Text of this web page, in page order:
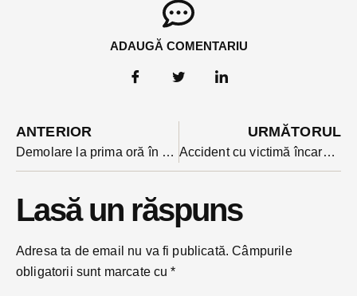
ADAUGĂ COMENTARIU
ANTERIOR
Demolare la prima oră în Bistrița: primele construcții ilegale, puse la pământ.
URMĂTORUL
Accident cu victimă încarcerată pe DN 17, în Tiha, după o ciocnire mașină-autocamion
Lasă un răspuns
Adresa ta de email nu va fi publicată. Câmpurile
obligatorii sunt marcate cu*